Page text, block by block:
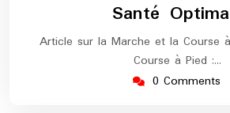
Santé
Article sur la Marche et la Course
Course à Pied :…
0 Comments